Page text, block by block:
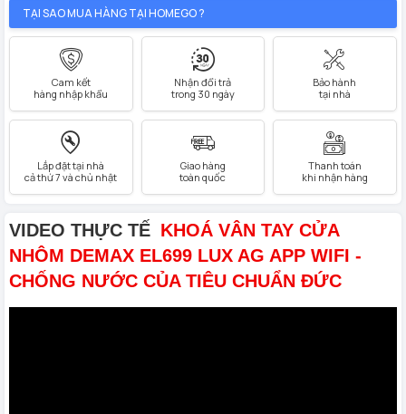
TẠI SAO MUA HÀNG TẠI HOMEGO ?
Cam kết
hàng nhập khẩu
Nhận đổi trả
trong 30 ngày
Bảo hành
tại nhà
Lắp đặt tại nhà
cả thứ 7 và chủ nhật
Giao hàng
toàn quốc
Thanh toán
khi nhận hàng
VIDEO THỰC TẾ KHOÁ VÂN TAY CỬA
NHÔM DEMAX EL699 LUX AG APP WIFI -
CHỐNG NƯỚC CỦA TIÊU CHUẨN ĐỨC